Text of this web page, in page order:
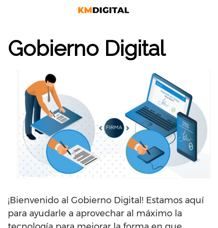
Gobierno Digital
¡Bienvenido al Gobierno Digital! Estamos aquí
para ayudarle a aprovechar al máximo la